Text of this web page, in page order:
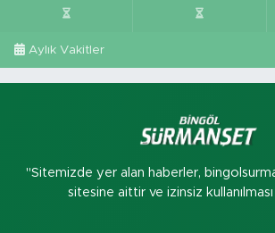
Aylık Vakitler
"Sitemizde yer alan haberler,
sitesine aittir ve izinsiz